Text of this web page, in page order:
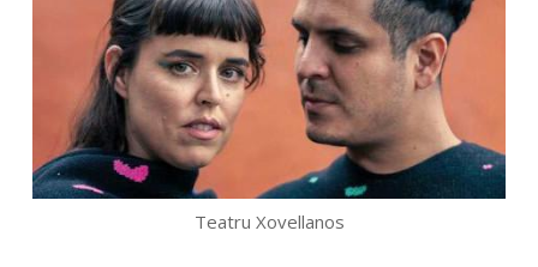
Teatru Xovellanos